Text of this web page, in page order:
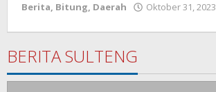
Berita, Bitung, Daerah Oktober 31, 2023
BERITA SULTENG